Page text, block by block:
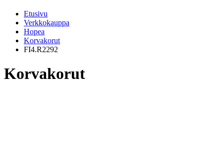
Etusivu
Verkkokauppa
Hopea
Korvakorut
FI4.R2292
Korvakorut